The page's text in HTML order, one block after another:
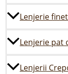
Lenjerie
Lenjerie pat
Lenjerii